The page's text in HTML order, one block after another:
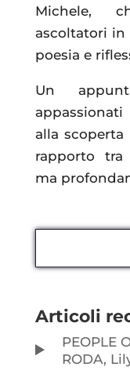
Michele,
ascoltatori in
poesia e
Un
alla
rapporto
ma
Articoli
PEOPLE
RODA,